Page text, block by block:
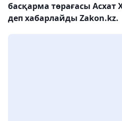
басқарма төрағасы Асхат
деп хабарлайды Zakon.kz.